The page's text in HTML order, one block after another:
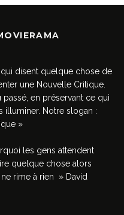
disent quelque chose de
une Nouvelle Critique.
en préservant ce qui
illuminer. Notre slogan :
»
les gens attendent
quelque chose alors
rime à rien » David